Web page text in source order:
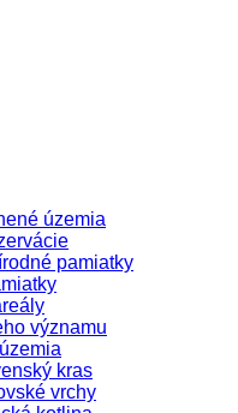
územia
pamiatky
významu
kras
vrchy